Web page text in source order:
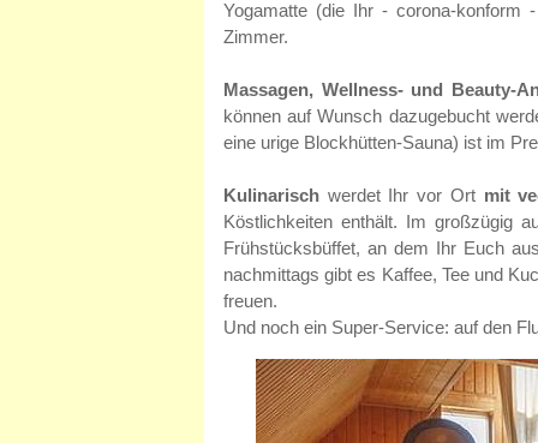
Yogamatte (die Ihr - corona-konform
Zimmer.
Massagen, Wellness- und Beauty-
können auf Wunsch dazugebucht
eine urige Blockhütten-Sauna) ist im
Kulinarisch werdet Ihr vor Ort mit
Köstlichkeiten enthält. Im großzügig
Frühstücksbüffet, an dem Ihr Euch
nachmittags gibt es Kaffee, Tee und
freuen.
Und noch ein Super-Service: auf den